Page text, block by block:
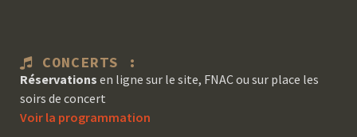
CONCERTS :
Réservations en ligne sur le site, FNAC ou sur place les
soirs de concert
Voir la programmation